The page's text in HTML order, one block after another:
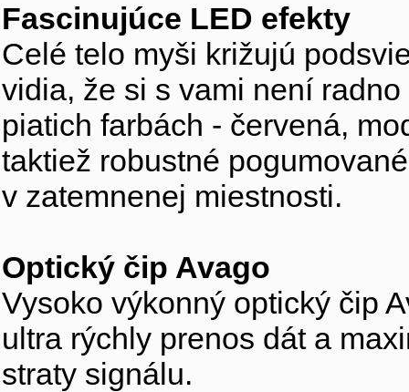
Fascinujúce LED efekty
Celé telo myši križujú
vidia, že si s vami není
piatich farbách - červená,
taktiež robustné
v zatemnenej miestnosti.
Optický čip Avago
Vysoko výkonný optický čip
ultra rýchly prenos dát a
straty signálu.